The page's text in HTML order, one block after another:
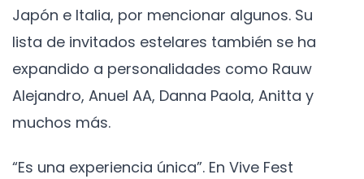
Japón e Italia, por mencionar algunos. Su
lista de invitados estelares también se ha
expandido a personalidades como Rauw
Alejandro, Anuel AA, Danna Paola, Anitta y
muchos más.
“Es una experiencia única”. En Vive Fest